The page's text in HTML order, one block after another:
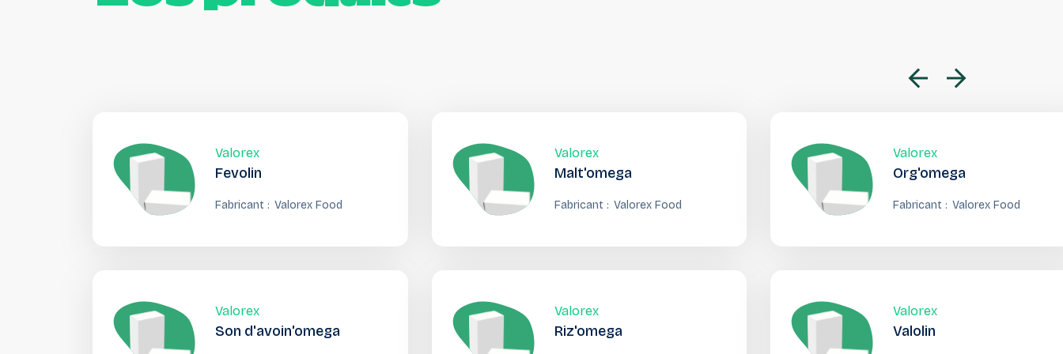
Valorex
Fevolin
Fabricant : Valorex Food
Valorex
Son d'avoin'omega
Valorex
Malt'omega
Fabricant : Valorex Food
Valorex
Riz'omega
Valorex
Org'omega
Fabricant : Valorex Food
Valorex
Valolin